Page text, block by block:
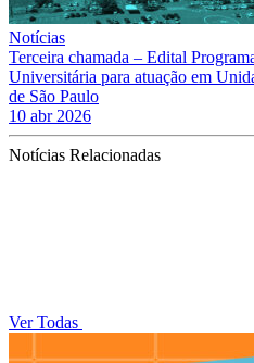
Notícias
Terceira chamada – Edital
Universitária para atuação em
de São Paulo
10 abr 2026
Notícias Relacionadas
Ver Todas